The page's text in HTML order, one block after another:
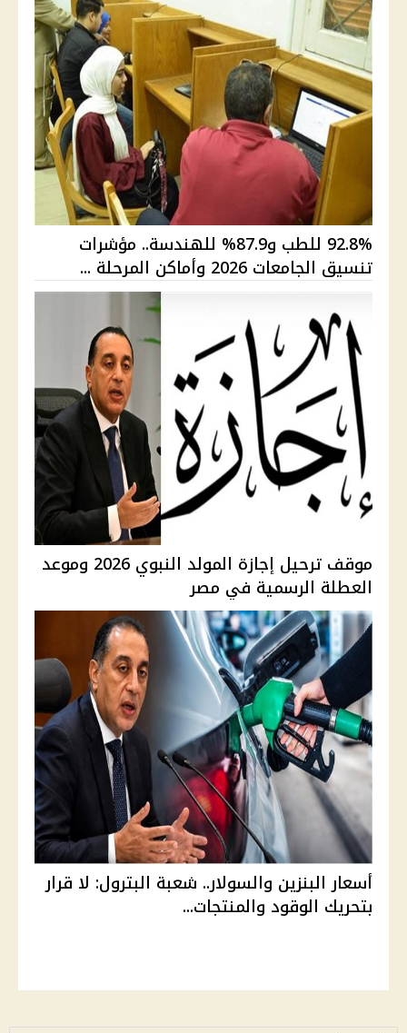
92.8% للطب و87.9% للهندسة.. مؤشرات
تنسيق الجامعات 2026 وأماكن المرحلة ...
موقف ترحيل إجازة المولد النبوي 2026 وموعد
العطلة الرسمية في مصر
أسعار البنزين والسولار.. شعبة البترول: لا قرار
بتحريك الوقود والمنتجات...